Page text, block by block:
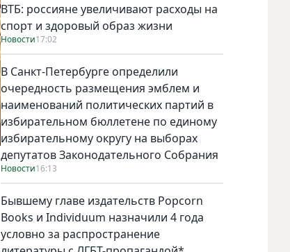
ВТБ: россияне увеличивают расходы на
спорт и здоровый образ жизни
Новости17:02
В Санкт-Петербурге определили
очередность размещения эмблем и
наименований политических партий в
избирательном бюллетене по единому
избирательному округу на выборах
депутатов Законодательного Собрания
Новости16:13
Бывшему главе издательств Popcorn
Books и Individuum назначили 4 года
условно за распространение